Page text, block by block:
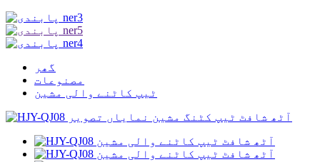
گھر
مصنوعات
ٹیپ کاٹنے والی مشین